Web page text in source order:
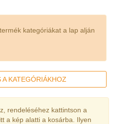
kategóriákat a lap alján
A KATEGÓRIÁKHOZ
rendeléséhez kattintson a
a kép alatti a kosárba. Ilyen